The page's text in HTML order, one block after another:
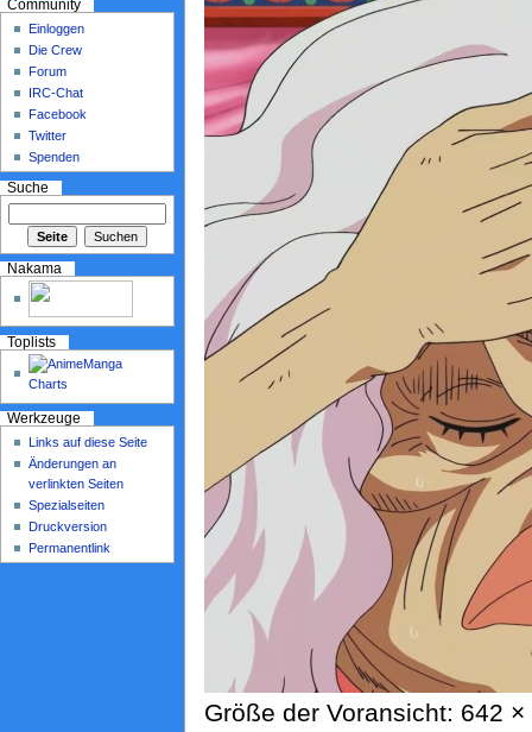
Größe der Voransicht: 642
Community
Einloggen
Die Crew
Forum
IRC-Chat
Facebook
Twitter
Spenden
Suche
Nakama
Toplists
Werkzeuge
Links auf diese Seite
Änderungen an
verlinkten Seiten
Spezialseiten
Druckversion
Permanentlink